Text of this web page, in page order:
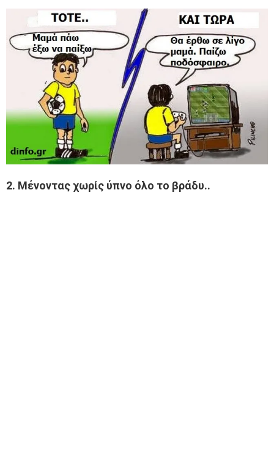
2. Μένοντας χωρίς ύπνο όλο το βράδυ..